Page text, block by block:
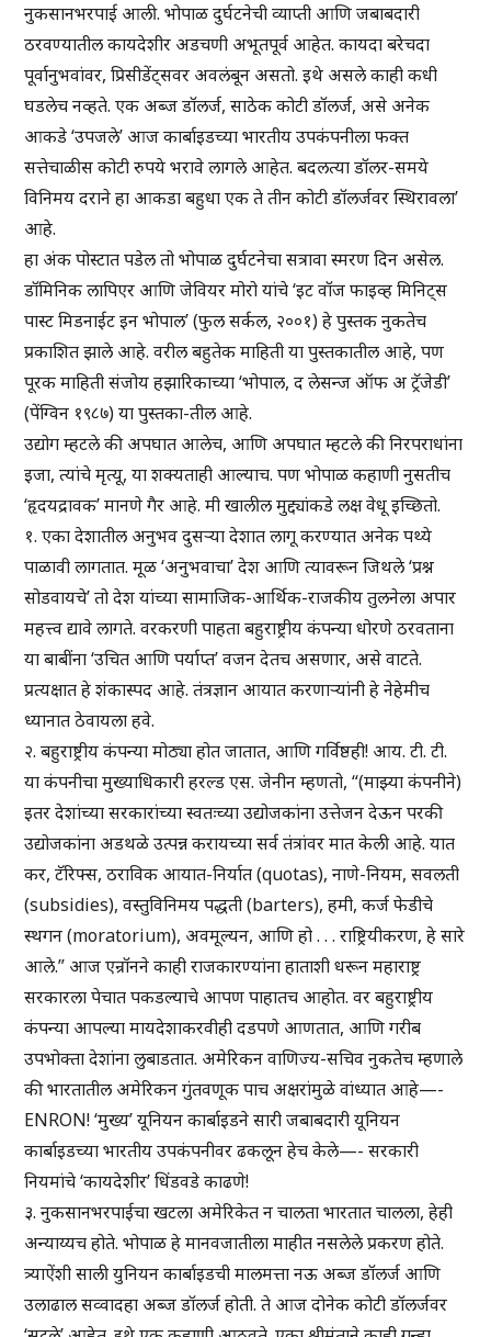
नुकसानभरपाई आली. भोपाळ दुर्घटनेची व्याप्ती आणि जबाबदारी
ठरवण्यातील कायदेशीर अडचणी अभूतपूर्व आहेत. कायदा बरेचदा
पूर्वानुभवांवर, प्रिसीडेंट्सवर अवलंबून असतो. इथे असले काही कधी
घडलेच नव्हते. एक अब्ज डॉलर्ज, साठेक कोटी डॉलर्ज, असे अनेक
आकडे ‘उपजले’ आज कार्बाइडच्या भारतीय उपकंपनीला फक्त
सत्तेचाळीस कोटी रुपये भरावे लागले आहेत. बदलत्या डॉलर-समये
विनिमय दराने हा आकडा बहुधा एक ते तीन कोटी डॉलर्जवर स्थिरावला’
आहे.
हा अंक पोस्टात पडेल तो भोपाळ दुर्घटनेचा सत्रावा स्मरण दिन असेल.
डॉमिनिक लापिएर आणि जेवियर मोरो यांचे ‘इट वॉज फाइव्ह मिनिट्स
पास्ट मिडनाईट इन भोपाल’ (फुल सर्कल, २००१) हे पुस्तक नुकतेच
प्रकाशित झाले आहे. वरील बहुतेक माहिती या पुस्तकातील आहे, पण
पूरक माहिती संजोय हझारिकाच्या ‘भोपाल, द लेसन्ज ऑफ अ ट्रॅजेडी’
(पेंग्विन १९८७) या पुस्तका-तील आहे.
उद्योग म्हटले की अपघात आलेच, आणि अपघात म्हटले की निरपराधांना
इजा, त्यांचे मृत्यू, या शक्यताही आल्याच. पण भोपाळ कहाणी नुसतीच
‘हृदयद्रावक’ मानणे गैर आहे. मी खालील मुद्द्यांकडे लक्ष वेधू इच्छितो.
१. एका देशातील अनुभव दुसऱ्या देशात लागू करण्यात अनेक पथ्ये
पाळावी लागतात. मूळ ‘अनुभवाचा’ देश आणि त्यावरून जिथले ‘प्रश्न
सोडवायचे’ तो देश यांच्या सामाजिक-आर्थिक-राजकीय तुलनेला अपार
महत्त्व द्यावे लागते. वरकरणी पाहता बहुराष्ट्रीय कंपन्या धोरणे ठरवताना
या बाबींना ‘उचित आणि पर्याप्त’ वजन देतच असणार, असे वाटते.
प्रत्यक्षात हे शंकास्पद आहे. तंत्रज्ञान आयात करणाऱ्यांनी हे नेहेमीच
ध्यानात ठेवायला हवे.
२. बहुराष्ट्रीय कंपन्या मोठ्या होत जातात, आणि गर्विष्ठही! आय. टी. टी.
या कंपनीचा मुख्याधिकारी हरल्ड एस. जेनीन म्हणतो, “(माझ्या कंपनीने)
इतर देशांच्या सरकारांच्या स्वतःच्या उद्योजकांना उत्तेजन देऊन परकी
उद्योजकांना अडथळे उत्पन्न करायच्या सर्व तंत्रांवर मात केली आहे. यात
कर, टॅरिफ्स, ठराविक आयात-निर्यात (quotas), नाणे-नियम, सवलती
(subsidies), वस्तुविनिमय पद्धती (barters), हमी, कर्ज फेडीचे
स्थगन (moratorium), अवमूल्यन, आणि हो . . . राष्ट्रियीकरण, हे सारे
आले.” आज एन्रॉनने काही राजकारण्यांना हाताशी धरून महाराष्ट्र
सरकारला पेचात पकडल्याचे आपण पाहातच आहोत. वर बहुराष्ट्रीय
कंपन्या आपल्या मायदेशाकरवीही दडपणे आणतात, आणि गरीब
उपभोक्ता देशांना लुबाडतात. अमेरिकन वाणिज्य-सचिव नुकतेच म्हणाले
की भारतातील अमेरिकन गुंतवणूक पाच अक्षरांमुळे वांध्यात आहे—-
ENRON! ‘मुख्य’ यूनियन कार्बाइडने सारी जबाबदारी यूनियन
कार्बाइडच्या भारतीय उपकंपनीवर ढकलून हेच केले—- सरकारी
नियमांचे ‘कायदेशीर’ धिंडवडे काढणे!
३. नुकसानभरपाईचा खटला अमेरिकेत न चालता भारतात चालला, हेही
अन्याय्यच होते. भोपाळ हे मानवजातीला माहीत नसलेले प्रकरण होते.
त्र्याऐंशी साली युनियन कार्बाइडची मालमत्ता नऊ अब्ज डॉलर्ज आणि
उलाढाल सव्वादहा अब्ज डॉलर्ज होती. ते आज दोनेक कोटी डॉलर्जवर